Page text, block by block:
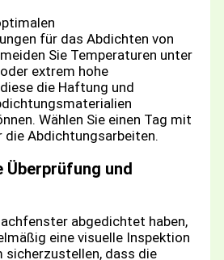
für das Abdichten von
Sie Temperaturen unter
extrem hohe
die Haftung und
Wählen Sie einen Tag mit
Abdichtungsarbeiten.
Überprüfung und
abgedichtet haben,
eine visuelle Inspektion
sicherzustellen, dass die